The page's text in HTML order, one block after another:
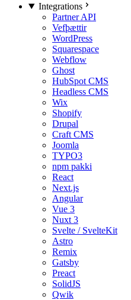
Integrations
Partner API
Vefþættir
WordPress
Squarespace
Webflow
Ghost
HubSpot CMS
Headless CMS
Wix
Shopify
Drupal
Craft CMS
Joomla
TYPO3
npm pakki
React
Next.js
Angular
Vue 3
Nuxt 3
Svelte / SvelteKit
Astro
Remix
Gatsby
Preact
SolidJS
Qwik